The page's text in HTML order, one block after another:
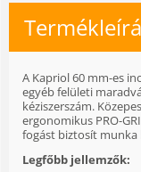
A Kapriol 60 mm-es
egyéb felületi
kéziszerszám.
ergonomikus PRO-
fogást biztosít munka
Legfőbb jellemzők: